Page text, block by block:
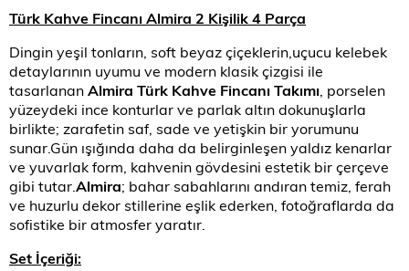
Türk Kahve Fincanı Almira 2 Kişilik 4 Parça
Dingin yeşil tonların, soft beyaz çiçeklerin,uçucu kelebek
detaylarının uyumu ve modern klasik çizgisi ile
tasarlananAlmira Türk Kahve Fincanı Takımı , porselen
yüzeydeki ince konturlar ve parlak altın dokunuşlarla
birlikte; zarafetin saf, sade ve yetişkin bir yorumunu
sunar.Gün ışığında daha da belirginleşen yaldız kenarlar
ve yuvarlak form, kahvenin gövdesini estetik bir çerçeve
gibi tutar.Almira; bahar sabahlarını andıran temiz, ferah
ve huzurlu dekor stillerine eşlik ederken, fotoğraflarda da
sofistike bir atmosfer yaratır.
Set İçeriği: